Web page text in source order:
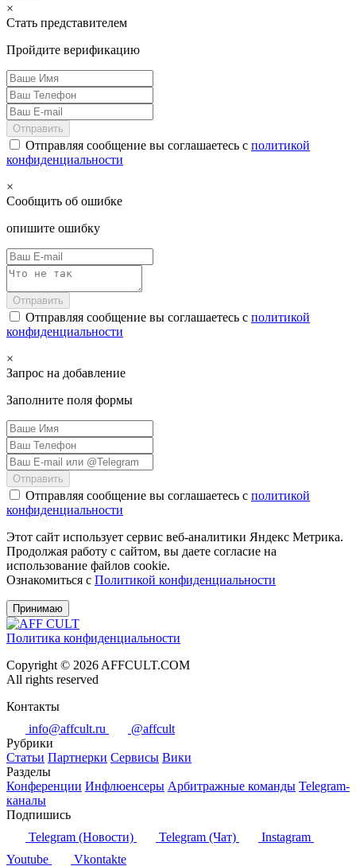
×
Стать представителем
Пройдите верификацию
Отправить
Отправляя сообщение вы соглашаетесь с политикой
конфиденциальности
×
Сообщить об ошибке
опишите ошибку
Отправить
Отправляя сообщение вы соглашаетесь с политикой
конфиденциальности
×
Запрос на добавление
Заполните поля формы
Отправить
Отправляя сообщение вы соглашаетесь с политикой
конфиденциальности
Этот сайт использует сервис веб-аналитики Яндекс Метрика.
Продолжая работу с сайтом, вы даете согласие на
использование файлов cookie.
Ознакомиться с Политикой конфиденциальности
Принимаю
Политика конфиденциальности
Copyright © 2026 AFFCULT.COM
All rights reserved
Контакты
info@affcult.ru
@affcult
Рубрики
Статьи Партнерки Сервисы Вики
Разделы
Конференции Инфлюенсеры Арбитражные команды Telegram-
каналы
Подпишись
Telegram (Новости)
Telegram (Чат)
Instagram
Youtube
Vkontakte